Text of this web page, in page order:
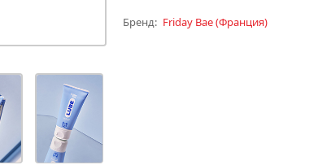
Бренд: Friday Bae(Франция)